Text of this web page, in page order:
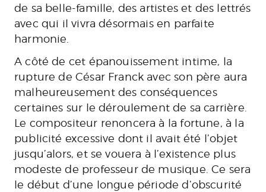
de sa belle-famille, des artistes et des lettrés
avec qui il vivra désormais en parfaite
harmonie.
A côté de cet épanouissement intime, la
rupture de César Franck avec son père aura
malheureusement des conséquences
certaines sur le déroulement de sa carrière.
Le compositeur renoncera à la fortune, à la
publicité excessive dont il avait été l’objet
jusqu’alors, et se vouera à l’existence plus
modeste de professeur de musique. Ce sera
le début d’une longue période d’obscurité